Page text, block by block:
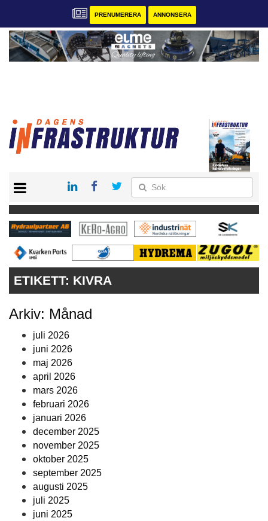
PRENUMERERA ANNONSERA
KONTAKT
VÅRA ANDRA MAGASIN
PRENUMERERA
ANNONSERA
ETIKETT: KIVRA
Arkiv: Månad
juli 2026
juni 2026
maj 2026
april 2026
mars 2026
februari 2026
januari 2026
december 2025
november 2025
oktober 2025
september 2025
augusti 2025
juli 2025
juni 2025